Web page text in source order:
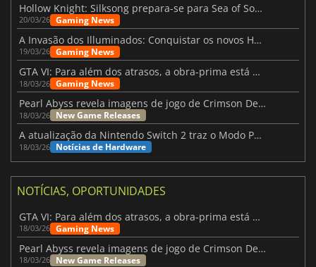
Hollow Knight: Silksong prepara-se para Sea of Sorrow com um patch
20/03/26 Gaming News
A Invasão dos Illuminados: Conquistar os novos Helldivers 2 Atualização!
19/03/26 Gaming News
GTA VI: Para além dos atrasos, a obra-prima está quase a chegar
18/03/26 Gaming News
Pearl Abyss revela imagens de jogo de Crimson Desert para a PS5
18/03/26 New Game Releases
A atualização da Nintendo Switch 2 traz o Modo Portátil aos jogos mais antigos da Switch
18/03/26 Notícias de Hardware
NOTÍCIAS, OPORTUNIDADES
GTA VI: Para além dos atrasos, a obra-prima está quase a chegar
18/03/26 Gaming News
Pearl Abyss revela imagens de jogo de Crimson Desert para a PS5
18/03/26 New Game Releases